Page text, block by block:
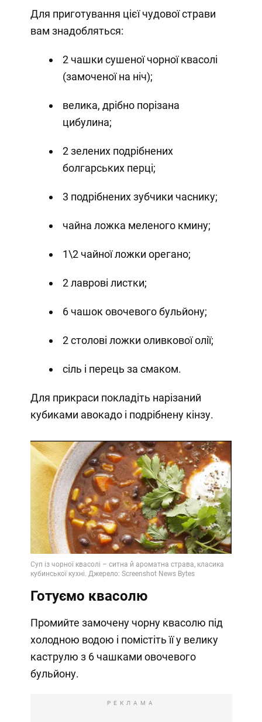
Для приготування цієї чудової страви
вам знадобляться:
2 чашки сушеної чорної квасолі
(замоченої на ніч);
велика, дрібно порізана
цибулина;
2 зелених подрібнених
болгарських перці;
3 подрібнених зубчики часнику;
чайна ложка меленого кмину;
1\2 чайної ложки орегано;
2 лаврові листки;
6 чашок овочевого бульйону;
2 столові ложки оливкової олії;
сіль і перець за смаком.
Для прикраси покладіть нарізаний
кубиками авокадо і подрібнену кінзу.
Готуємо квасолю
Промийте замочену чорну квасолю під
холодною водою і помістіть її у велику
каструлю з 6 чашками овочевого
бульйону.
РЕКЛАМА